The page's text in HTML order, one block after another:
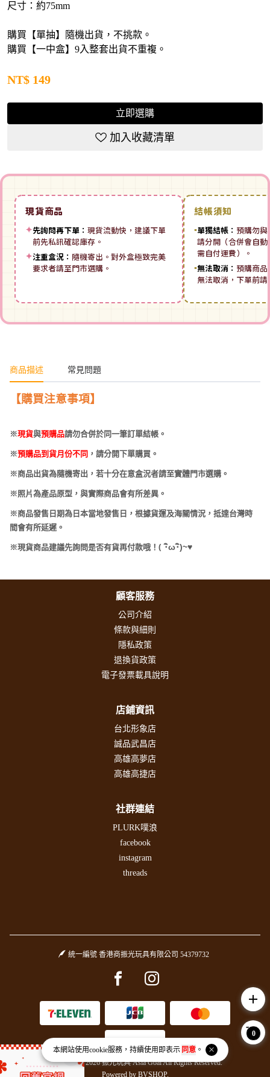
本網站使用cookie服務，持續使用即表示 同意。
尺寸：約75mm
購買【單抽】隨機出貨，不挑款。
購買【一中盒】9入整套出貨不重複。
NT$ 149
立即選購
加入收藏清單
現貨商品
✦先詢問再下單： 現貨流動快，建議下單
前先私訊確認庫存。
✦注重盒況： 隨機寄出。對外盒極致完美
要求者請至門市選購。
結帳須知
▪單獨結帳： 預購勿與
請分開（合併會自
需自付運費）。
▪無法取消： 預購商品
無法取消，下單前
商品描述 常見問題
【購買注意事項】
※現貨與預購品請勿合併於同一筆訂單結帳。
※預購品到貨月份不同 ，請分開下單購買。
※商品出貨為隨機寄出，若十分在意盒況者請至實體門市選購。
※照片為產品原型，與實際商品會有所差異。
※商品發售日期為日本當地發售日，根據貨運及海關情況，抵達台灣時
間會有所延遲。
※現貨商品建議先詢問是否有貨再付款哦！ (･ω･)~♥
顧客服務
公司介紹
條款與細則
隱私政策
退換貨政策
電子發票載具說明
店鋪資訊
台北形象店
誠品武昌店
高雄高夢店
高雄高捷店
社群連結
PLURK噗浪
facebook
instagram
threads
統一編號 香港商振光玩具有限公司 54379732
Facebook pageInstagram page
Copyright © 2026 振光玩具 Asia Goal All Rights Reserved.
Powered by BVSHOP.
add
0